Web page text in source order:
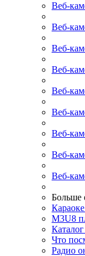
Веб-
Веб-
Веб-
Веб-
Веб-
Веб-
Веб-
Веб-
Веб-
Больше
M3U8
Что
Радио